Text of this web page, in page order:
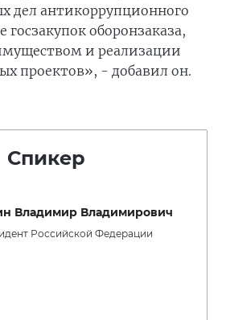
дел антикоррупционного
госзакупок оборонзаказа,
и реализации
проектов», - добавил он.
Спикер
Владимир Владимирович
Российской Федерации